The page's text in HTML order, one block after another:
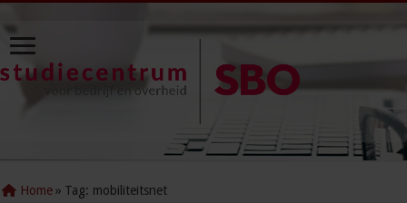
Home » Tag: mobiliteitsnet